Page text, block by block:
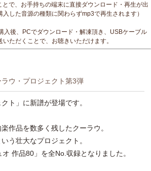
とで、お手持ちの端末に直接ダウンロード・再生が出
した音源の種類に関わらずmp3で再生されます）
入後、PCでダウンロード・解凍頂き、USBケーブル
ただくことで、お聴きいただけます。
ウ・プロジェクト第3弾
ト」に新譜が登場です。
作品を数多く残したクーラウ。
う壮大なプロジェクト。
作品80」を全No.収録となりました。